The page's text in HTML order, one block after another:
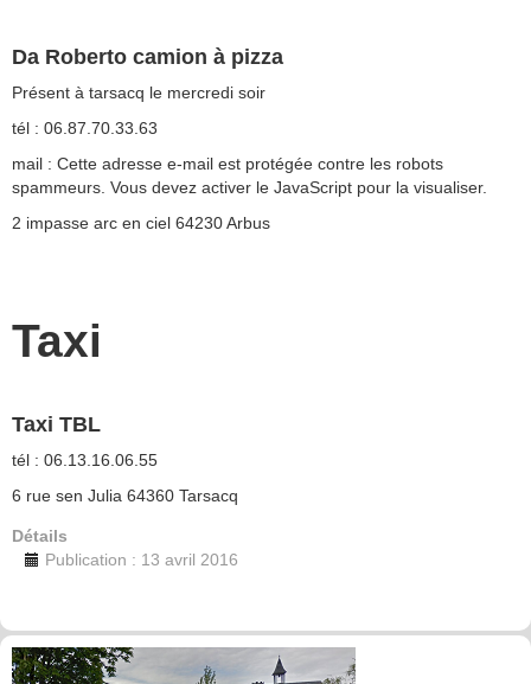
Da Roberto camion à pizza
Présent à tarsacq le mercredi soir
tél : 06.87.70.33.63
mail : Cette adresse e-mail est protégée contre les robots
spammeurs. Vous devez activer le JavaScript pour la visualiser.
2 impasse arc en ciel 64230 Arbus
Taxi
Taxi TBL
tél : 06.13.16.06.55
6 rue sen Julia 64360 Tarsacq
Détails
Publication : 13 avril 2016